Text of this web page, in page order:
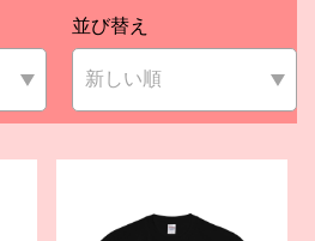
並び替え